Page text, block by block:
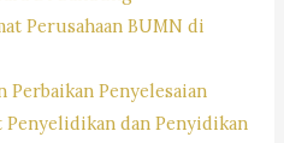
Perusahaan BUMN di
Perbaikan Penyelesaian
Penyelidikan dan Penyidikan